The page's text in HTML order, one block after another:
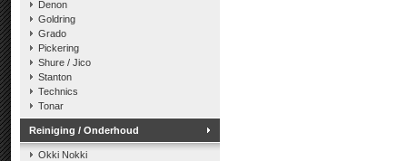
Denon
Goldring
Grado
Pickering
Shure / Jico
Stanton
Technics
Tonar
Reiniging / Onderhoud
Okki Nokki